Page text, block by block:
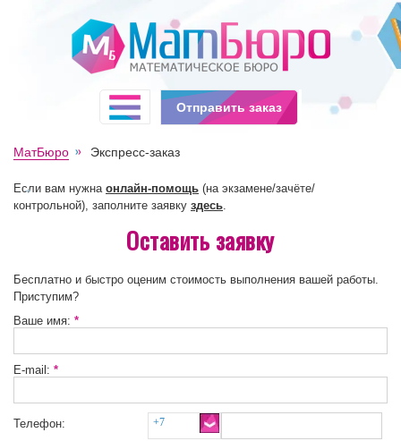
МатБюро Экспресс-заказ
Если вам нужна онлайн-помощь (на экзамене/зачёте/
контрольной), заполните заявку здесь.
Оставить заявку
Бесплатно и быстро оценим стоимость выполнения вашей работы.
Приступим?
Ваше имя: *
E-mail: *
Телефон: +7
Отправить заказ